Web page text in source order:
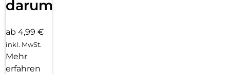
darum!
ab 4,99 €
inkl. MwSt.
Mehr
erfahren